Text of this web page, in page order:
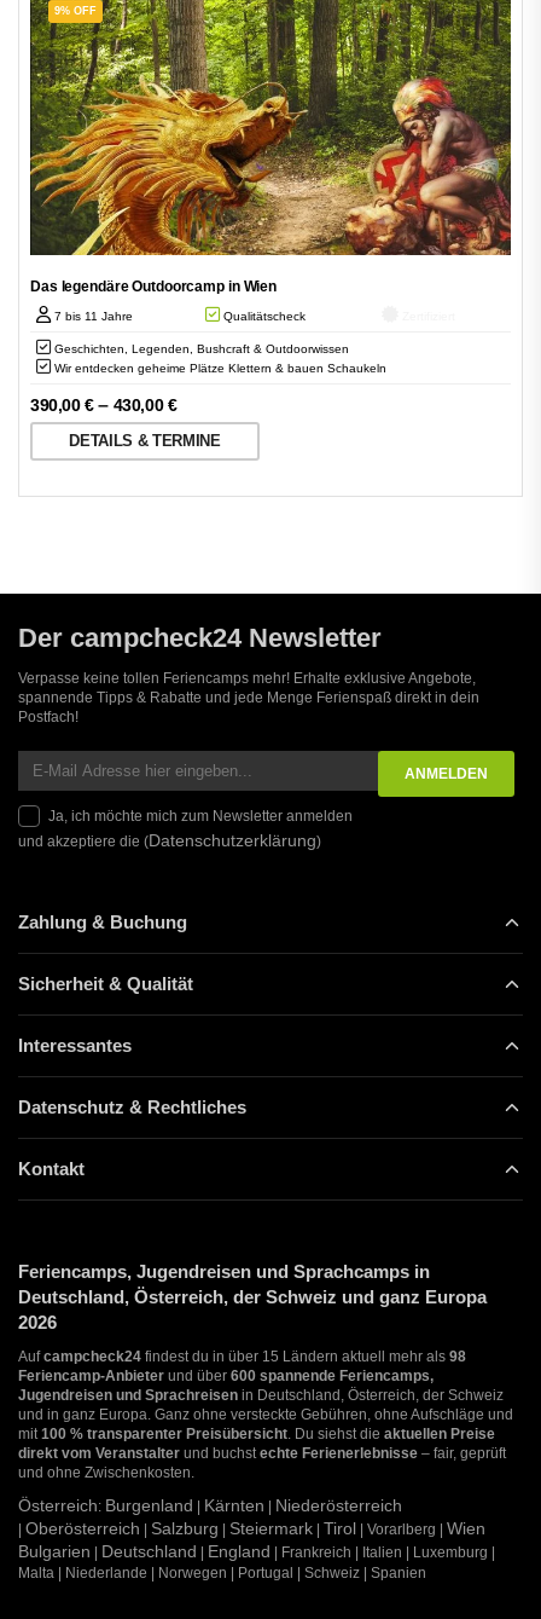
9% OFF
Das legendäre Outdoorcamp in Wien
7 bis 11 Jahre Qualitätscheck
Geschichten, Legenden, Bushcraft & Outdoorwissen
Wir entdecken geheime Plätze Klettern & bauen Schaukeln
390,00€– 430,00€
DETAILS & TERMINE
Der campcheck24 Newsletter
Verpasse keine tollen Feriencamps mehr! Erhalte exklusive Angebote,
spannende Tipps & Rabatte und jede Menge Ferienspaß direkt in dein
Postfach!
Ja, ich möchte mich zum Newsletter anmelden
und akzeptiere die (Datenschutzerklärung)
Zahlung & Buchung
Sicherheit & Qualität
Interessantes
Datenschutz & Rechtliches
Kontakt
Feriencamps, Jugendreisen und Sprachcamps in
Deutschland, Österreich, der Schweiz und ganz Europa
2026
Aufcampcheck24 findest du in über 15 Ländern aktuell mehr als 98
Feriencamp-Anbieter und über 600 spannende Feriencamps,
Jugendreisen und Sprachreisen in Deutschland, Österreich, der Schweiz
und in ganz Europa. Ganz ohne versteckte Gebühren, ohne Aufschläge und
mit 100 % transparenter Preisübersicht . Du siehst die aktuellen Preise
direkt vom Veranstalter und buchst echte Ferienerlebnisse – fair, geprüft
und ohne Zwischenkosten.
Österreich: Burgenland | Kärnten | Niederösterreich
| Oberösterreich | Salzburg | Steiermark | Tirol | Vorarlberg | Wien
Bulgarien | Deutschland | England | Frankreich | Italien | Luxemburg |
Malta | Niederlande | Norwegen | Portugal | Schweiz | Spanien